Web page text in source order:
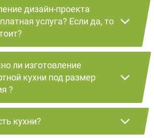
дизайн-проекта
услуга? Если да, то
ли изготовление
кухни под размер
?
кухни?